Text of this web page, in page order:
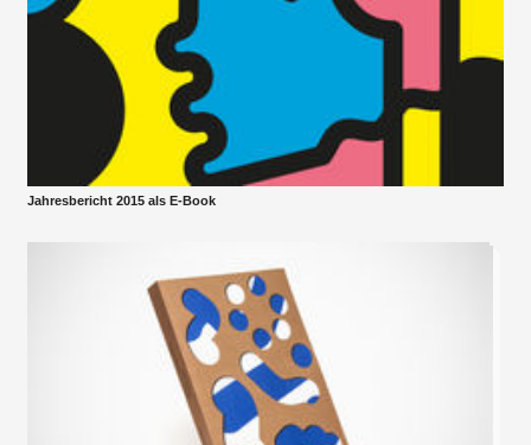
Jahresbericht 2015 als E-Book